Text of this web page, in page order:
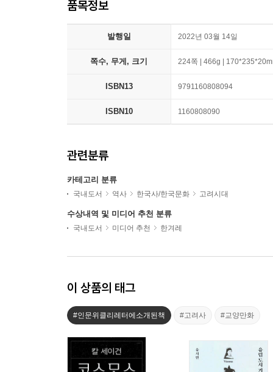
품목정보
발행일 2022년 03월 14일
쪽수, 무게, 크기 224쪽 | 466g |
ISBN13 9791160808094
ISBN10 1160808090
관련분류
카테고리 분류
국내도서 역사 한국사/한국문화 고려시대
수상내역 및 미디어 추천 분류
국내도서 미디어 추천 한겨레
이 상품의 태그
#인문위클리레터에소개된책 #고려사 #교양만화